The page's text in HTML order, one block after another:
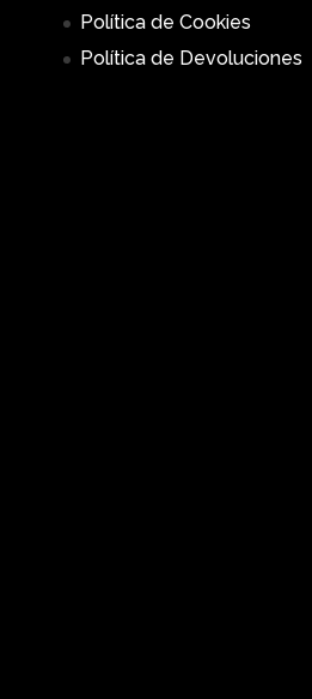
Política de Cookies
Política de Devoluciones